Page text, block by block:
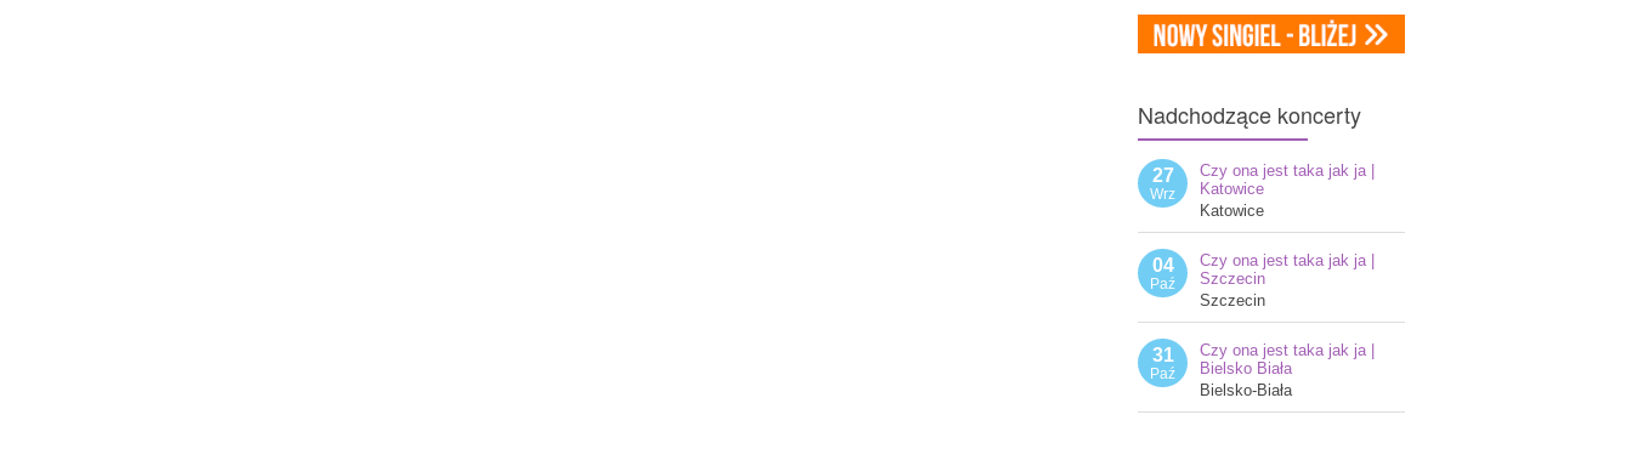
Nadchodzące koncerty
27
Wrz
Czy ona jest taka jak ja |
Katowice
Katowice
04
Paź
Czy ona jest taka jak ja |
Szczecin
Szczecin
31
Paź
Czy ona jest taka jak ja |
Bielsko Biała
Bielsko-Biała